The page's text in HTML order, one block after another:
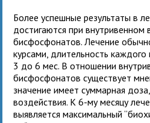
Более успешные результаты в
достигаются при внутривенном
бисфосфонатов. Лечение
курсами, длительность каждого
3 до 6 мес. В отношении
бисфосфонатов существует
значение имеет суммарная
воздействия. К 6-му месяцу
выявляется максимальный